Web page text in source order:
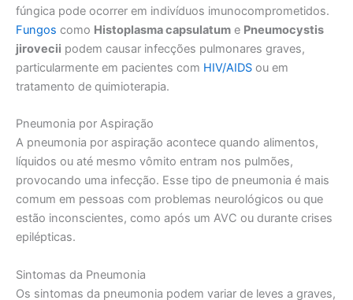
fúngica pode ocorrer em indivíduos imunocomprometidos.
Fungos como Histoplasma capsulatum e Pneumocystis
jirovecii podem causar infecções pulmonares graves,
particularmente em pacientes com HIV/AIDS ou em
tratamento de quimioterapia.
Pneumonia por Aspiração
A pneumonia por aspiração acontece quando alimentos,
líquidos ou até mesmo vômito entram nos pulmões,
provocando uma infecção. Esse tipo de pneumonia é mais
comum em pessoas com problemas neurológicos ou que
estão inconscientes, como após um AVC ou durante crises
epilépticas.
Sintomas da Pneumonia
Os sintomas da pneumonia podem variar de leves a graves,